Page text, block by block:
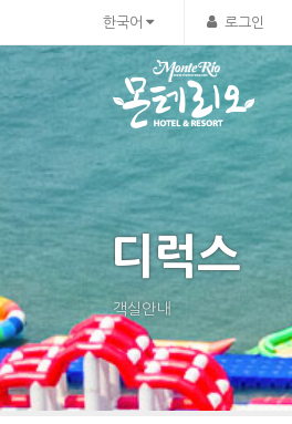
한국어 로그인
디럭스
객실안내